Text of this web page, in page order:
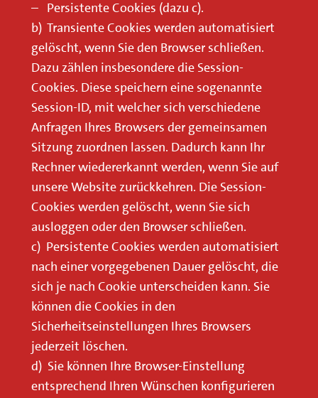
– Persistente Cookies (dazu c).
b) Transiente Cookies werden automatisiert
gelöscht, wenn Sie den Browser schließen.
Dazu zählen insbesondere die Session-
Cookies. Diese speichern eine sogenannte
Session-ID, mit welcher sich verschiedene
Anfragen Ihres Browsers der gemeinsamen
Sitzung zuordnen lassen. Dadurch kann Ihr
Rechner wiedererkannt werden, wenn Sie auf
unsere Website zurückkehren. Die Session-
Cookies werden gelöscht, wenn Sie sich
ausloggen oder den Browser schließen.
c) Persistente Cookies werden automatisiert
nach einer vorgegebenen Dauer gelöscht, die
sich je nach Cookie unterscheiden kann. Sie
können die Cookies in den
Sicherheitseinstellungen Ihres Browsers
jederzeit löschen.
d) Sie können Ihre Browser-Einstellung
entsprechend Ihren Wünschen konfigurieren